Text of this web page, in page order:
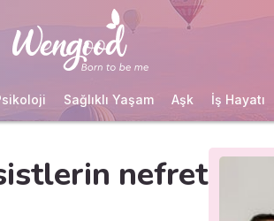
Sağlıklı Yaşam Aşk İş Hayatı
nefret